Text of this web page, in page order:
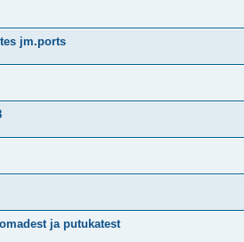
jm.ports
ja putukatest